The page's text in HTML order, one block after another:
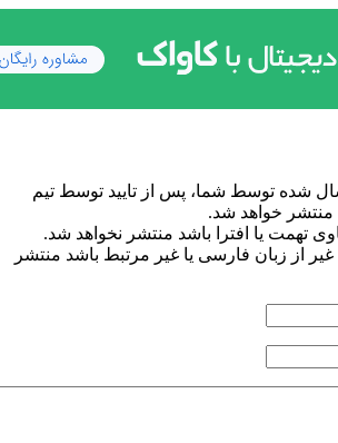
شده توسط شما، پس از تایید توسط تیم
خواهد شد.
تهمت یا افترا باشد منتشر نخواهد شد.
غیر از زبان فارسی یا غیر مرتبط باشد منتشر